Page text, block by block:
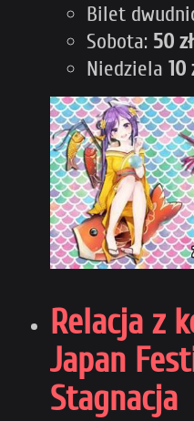
Bilet
Sobota: 50 zł
Niedziela 10
Relacja z
Japan
Stagnacja